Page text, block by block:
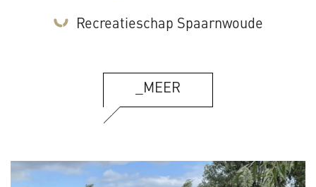
Recreatieschap Spaarnwoude
_MEER